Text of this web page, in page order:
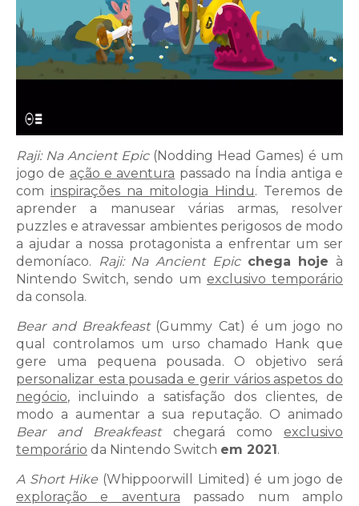
Raji: Na Ancient Epic(Nodding Head Games) é um
jogo de ação e aventura passado na Índia antiga e
com inspirações na mitologia Hindu. Teremos de
aprender a manusear várias armas, resolver
puzzles e atravessar ambientes perigosos de modo
a ajudar a nossa protagonista a enfrentar um ser
demoníaco.
Raji: Na Ancient Epic chega hoje à
Nintendo Switch, sendo um exclusivo temporário
da consola.
Bear and Breakfeast(Gummy Cat) é um jogo no
qual controlamos um urso chamado Hank que
gere uma pequena pousada. O objetivo será
personalizar esta pousada e gerir vários aspetos do
negócio, incluindo a satisfação dos clientes, de
modo a aumentar a sua reputação. O animado
Bear and Breakfeastchegará comoexclusivo
temporário da Nintendo Switch em 2021 .
A Short Hike (Whippoorwill Limited) é um jogo de
exploração e aventura passado num amplo